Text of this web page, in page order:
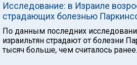
Исследование: в Израиле
страдающих болезнью
По данным последних
израильтян страдают от болезни
тысяч больше, чем считалось ранее.